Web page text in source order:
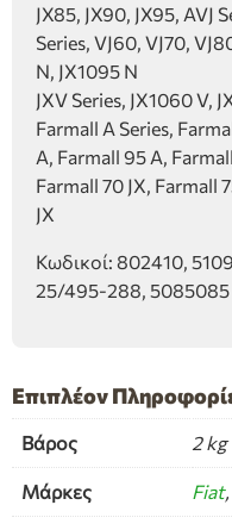
JX85, JX90, JX95, AVJ
Series, VJ60, VJ70,
N, JX1095 N
JXV Series, JX1060 V,
Farmall A Series,
A, Farmall 95 A,
Farmall 70 JX, Farmall
JX
Κωδικοί: 802410,
25/495-288, 5085085
Επιπλέον
Βάρος 2 kg
Μάρκες Fiat,